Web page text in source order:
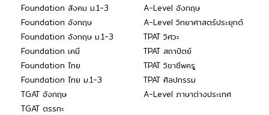
Foundation สังคม ม.1-3
Foundation อังกฤษ
Foundation อังกฤษ ม.1-3
Foundation เคมี
Foundation ไทย
Foundation ไทย ม.1-3
TGAT อังกฤษ
TGAT ตรรกะ
A-Level อังกฤษ
A-Level วิทยาศาสตร์ประยุกต์
TPAT วิศวะ
TPAT สถาปัตย์
TPAT วิชาชีพครู
TPAT ศิลปกรรม
A-Level ภาษาต่างประเทศ